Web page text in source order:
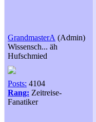
GrandmasterA (Admin)
Wissensch... äh
Hufschmied
Posts: 4104
Rang: Zeitreise-
Fanatiker